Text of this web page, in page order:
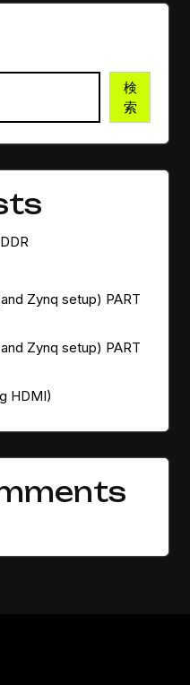
検
索
Zynq setup) PART
Zynq setup) PART
HDMI)